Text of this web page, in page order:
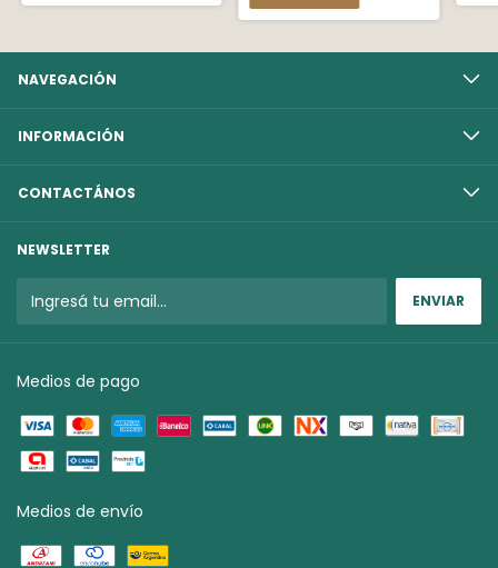
NAVEGACIÓN
INFORMACIÓN
CONTACTÁNOS
NEWSLETTER
Medios de pago
Medios de envío